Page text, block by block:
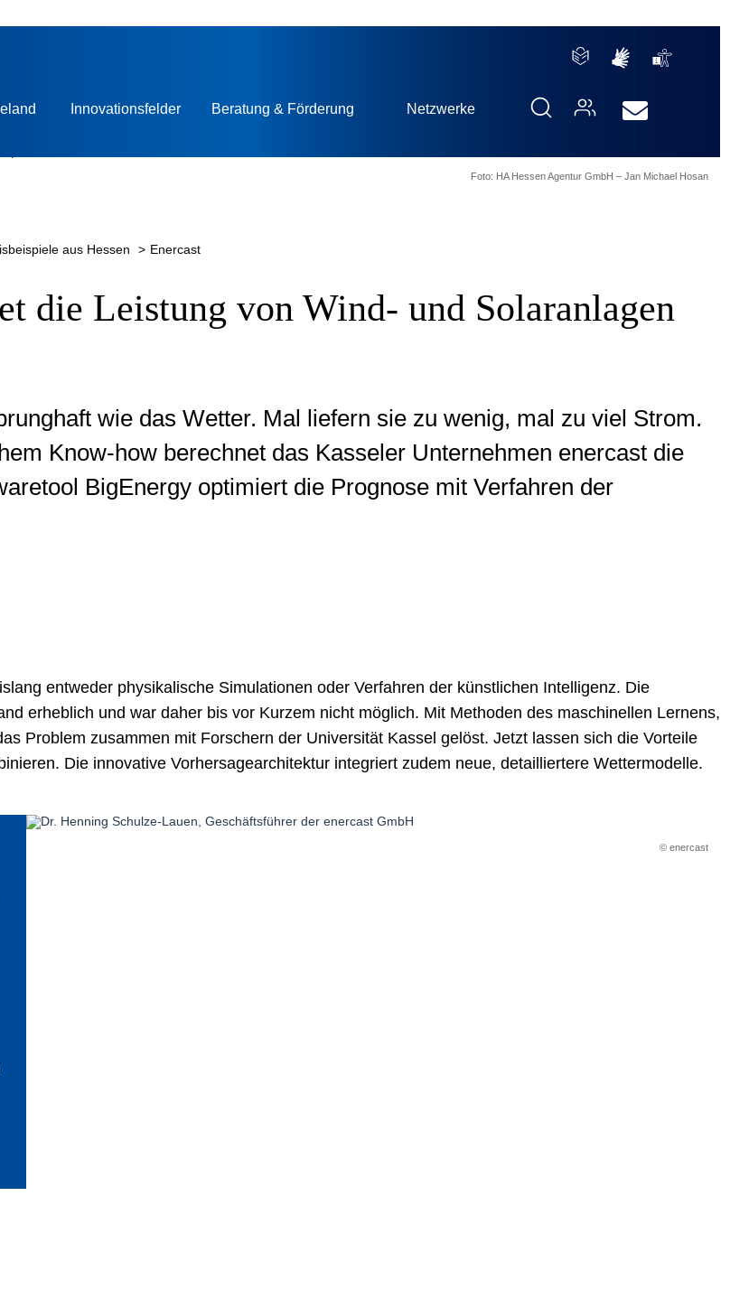
Innovationsfelder Beratung & Förderung Netzwerke
Foto: HA Hessen Agentur GmbH – Jan Michael Hosan
aus Hessen Enercast
die Leistung von Wind- und Solaranlagen
wie das Wetter. Mal liefern sie zu wenig, mal zu viel Strom.
Know-how berechnet das Kasseler Unternehmen enercast die
BigEnergy optimiert die Prognose mit Verfahren der
entweder physikalische Simulationen oder Verfahren der künstlichen Intelligenz. Die
erheblich und war daher bis vor Kurzem nicht möglich. Mit Methoden des maschinellen Lernens,
Problem zusammen mit Forschern der Universität Kassel gelöst. Jetzt lassen sich die Vorteile
Die innovative Vorhersagearchitektur integriert zudem neue, detailliertere Wettermodelle.
© enercast